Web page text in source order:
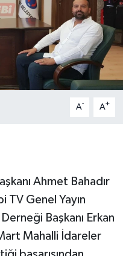
A- A+
Ahmet Bahadır
TV Genel Yayın
Başkanı Erkan
Mahalli İdareler